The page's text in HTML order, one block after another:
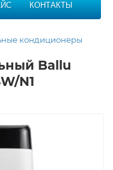
КОНТАКТЫ
кондиционеры
Ballu
N1